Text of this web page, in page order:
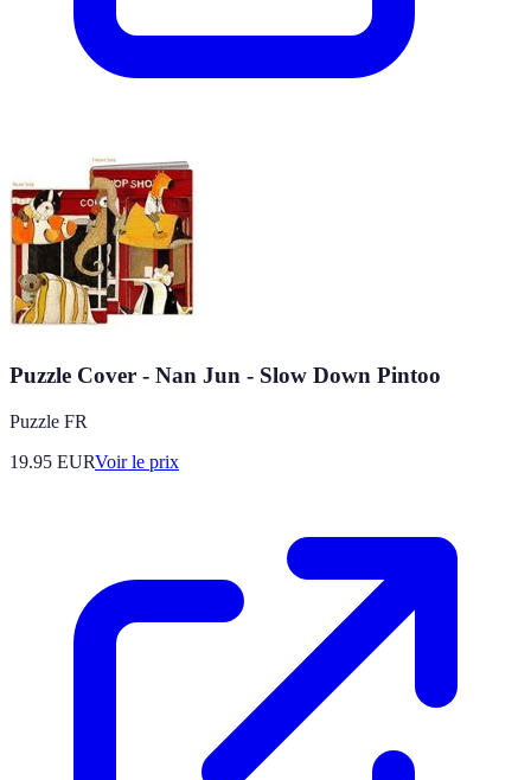
Puzzle Cover - Nan Jun - Slow Down Pintoo
Puzzle FR
19.95 EURVoir le prix